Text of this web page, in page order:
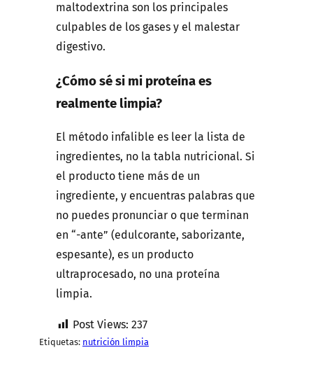
maltodextrina son los principales
culpables de los gases y el malestar
digestivo.
¿Cómo sé si mi proteína es
realmente limpia?
El método infalible es leer la lista de
ingredientes, no la tabla nutricional. Si
el producto tiene más de un
ingrediente, y encuentras palabras que
no puedes pronunciar o que terminan
en “-ante” (edulcorante, saborizante,
espesante), es un producto
ultraprocesado, no una proteína
limpia.
Post Views: 237
Etiquetas: nutrición limpia